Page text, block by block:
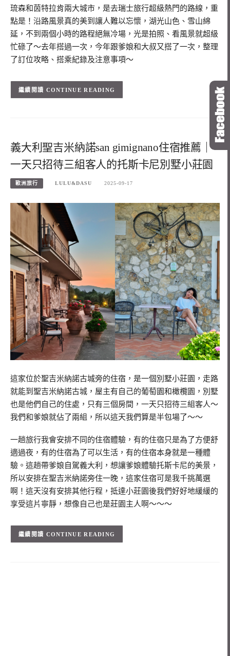
琉森和茵特拉肯兩大城市，是去瑞士旅行超級熱門的路線，重
點是！沿路風景真的美到讓人難以忘懷，湖光山色、雪山綿
延，不到兩個小時的路程絕無冷場，光是拍照、看風景就超級
忙碌了～去年搭過一次，今年跟爹娘和大叔又搭了一次，整理
了訂位攻略、搭乘紀錄及注意事項～
CONTINUE READING
義大利聖吉米納諾san gimignano住宿推薦｜
一天只招待三組客人的托斯卡尼別墅小莊園
歐洲旅行 LULU&DASU 2025-09-17
這家位於聖吉米納諾古城旁的住宿，是一個別墅小莊園，走路
就能到聖吉米納諾古城，屋主有自己的葡萄園和橄欖園，別墅
也是他們自己的住處，只有三個房間，一天只招待三組客人～
我們和爹娘就佔了兩組，所以這天我們算是半包場了～～
一趟旅行我會安排不同的住宿體驗，有的住宿只是為了方便舒
適過夜，有的住宿為了可以生活，有的住宿本身就是一種體
驗。這趟帶爹娘自駕義大利，想讓爹娘體驗托斯卡尼的美景，
所以安排在聖吉米納諾旁住一晚，這家住宿可是我千挑萬選
啊！這天沒有安排其他行程，抵達小莊園後我們好好地緩緩的
享受這片寧靜，想像自己也是莊園主人啊～～～
CONTINUE READING